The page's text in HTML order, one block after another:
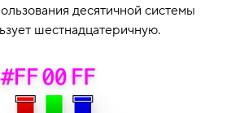
десятичной системы
шестнадцатеричную.